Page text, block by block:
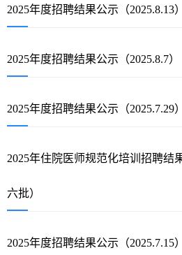
2025年度招聘结果公示（2025.8.13）
2025年度招聘结果公示（2025.8.7）
2025年度招聘结果公示（2025.7.29）
2025年住院医师规范化培训招聘结
六批）
2025年度招聘结果公示（2025.7.15）